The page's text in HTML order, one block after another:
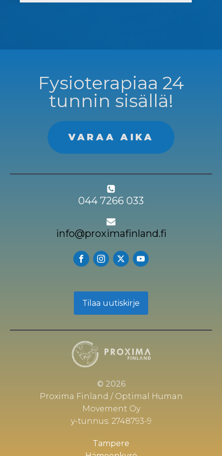
Fysioterapiaa 24
tunnin sisällä!
VARAA AIKA
044 7266 033
info@proximafinland.fi
Tilaa uutiskirje
© 2026
Proxima Finland / Optimal Human
Movement Oy
y-tunnus: 2748793-9
Tampere